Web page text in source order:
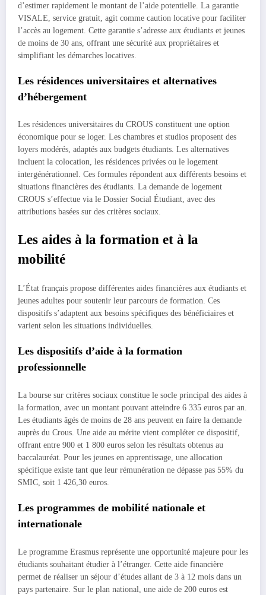
d’estimer rapidement le montant de l’aide potentielle. La garantie
VISALE, service gratuit, agit comme caution locative pour faciliter
l’accès au logement. Cette garantie s’adresse aux étudiants et jeunes
de moins de 30 ans, offrant une sécurité aux propriétaires et
simplifiant les démarches locatives.
Les résidences universitaires et alternatives
d’hébergement
Les résidences universitaires du CROUS constituent une option
économique pour se loger. Les chambres et studios proposent des
loyers modérés, adaptés aux budgets étudiants. Les alternatives
incluent la colocation, les résidences privées ou le logement
intergénérationnel. Ces formules répondent aux différents besoins et
situations financières des étudiants. La demande de logement
CROUS s’effectue via le Dossier Social Étudiant, avec des
attributions basées sur des critères sociaux.
Les aides à la formation et à la
mobilité
L’État français propose différentes aides financières aux étudiants et
jeunes adultes pour soutenir leur parcours de formation. Ces
dispositifs s’adaptent aux besoins spécifiques des bénéficiaires et
varient selon les situations individuelles.
Les dispositifs d’aide à la formation
professionnelle
La bourse sur critères sociaux constitue le socle principal des aides à
la formation, avec un montant pouvant atteindre 6 335 euros par an.
Les étudiants âgés de moins de 28 ans peuvent en faire la demande
auprès du Crous. Une aide au mérite vient compléter ce dispositif,
offrant entre 900 et 1 800 euros selon les résultats obtenus au
baccalauréat. Pour les jeunes en apprentissage, une allocation
spécifique existe tant que leur rémunération ne dépasse pas 55% du
SMIC, soit 1 426,30 euros.
Les programmes de mobilité nationale et
internationale
Le programme Erasmus représente une opportunité majeure pour les
étudiants souhaitant étudier à l’étranger. Cette aide financière
permet de réaliser un séjour d’études allant de 3 à 12 mois dans un
pays partenaire. Sur le plan national, une aide de 200 euros est